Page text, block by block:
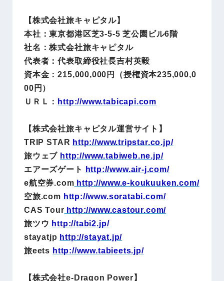
【株式会社旅キャピタル】
本社：東京都港区芝3-5-5 芝公園ビル6階
社名：株式会社旅キャピタル
代表者：代表取締役社長吉村英毅
資本金：215,000,000円（授権資本235,000,0
00円）
ＵＲＬ： http://www.tabicapi.com
【株式会社旅キャピタル運営サイト】
TRIP STAR http://www.tripstar.co.jp/
旅ウェブ http://www.tabiweb.ne.jp/
エアーズゲート http://www.air-j.com/
e航空券.com http://www.e-koukuuken.com/
空旅.com http://www.soratabi.com/
CAS Tour http://www.castour.com/
旅ツウ http://tabi2.jp/
stayatjp http://stayat.jp/
旅eets http://www.tabieets.jp/
【株式会社e-Dragon Power】